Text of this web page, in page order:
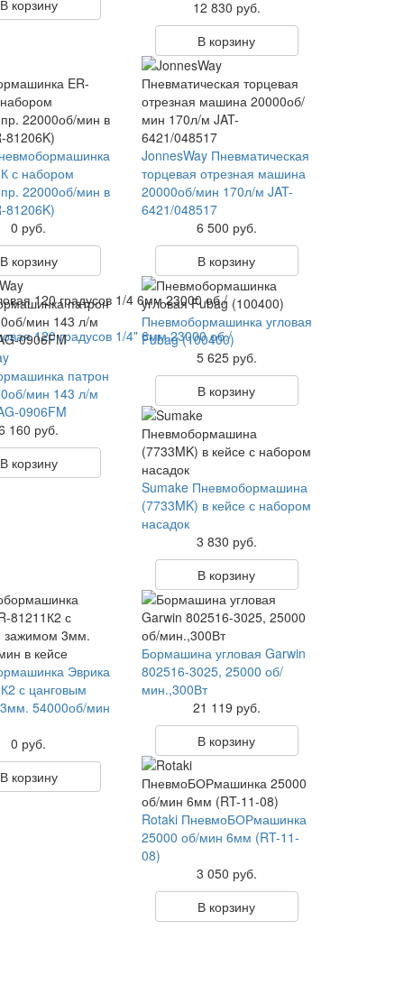
В корзину
12 830 руб.
В корзину
с набором
22000об/мин в
81206K)
0 руб.
В корзину
JonnesWay Пневматическая
торцевая отрезная машина
20000об/мин 170л/м JAT-
6421/048517
6 500 руб.
В корзину
120 градусов 1/4" 6мм 23000 об./
патрон
мин 143 л/м
0906FM
160 руб.
В корзину
Пневмобормашинка угловая
Fubag (100400)
5 625 руб.
В корзину
Sumake Пневмобормашина
(7733MK) в кейсе с набором
насадок
3 830 руб.
В корзину
Эврика
с цанговым
54000об/мин
0 руб.
В корзину
Бормашина угловая Garwin
802516-3025, 25000 об/
мин.,300Вт
21 119 руб.
В корзину
Rotaki ПневмоБОРмашинка
25000 об/мин 6мм (RT-11-
08)
3 050 руб.
В корзину